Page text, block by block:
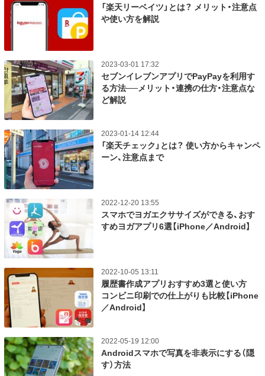
「楽天リーベイツ」とは？ メリット・注意点
や使い方を解説
2023-03-01 17:32
セブンイレブンアプリでPayPayを利用す
る方法──メリット・連携の仕方・注意点な
ど解説
2023-01-14 12:44
「楽天チェック」とは？ 使い方からキャンペ
ーン、注意点まで
2022-12-20 13:55
スマホでヨガエクササイズができる、おす
すめヨガアプリ6選【iPhone／Android】
2022-10-05 13:11
履歴書作成アプリおすすめ3選と使い方
コンビニ印刷での仕上がりも比較【iPhone
／Android】
2022-05-19 12:00
Androidスマホで写真を非表示にする（隠
す）方法